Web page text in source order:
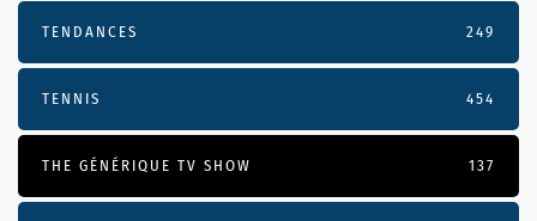
TENDANCES 249
TENNIS 454
THE GÉNÉRIQUE TV SHOW 137